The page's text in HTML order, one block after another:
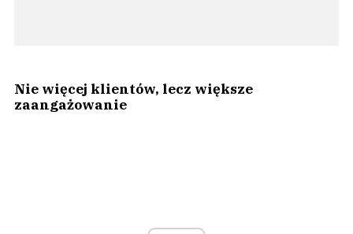
Nie więcej klientów, lecz większe
zaangażowanie